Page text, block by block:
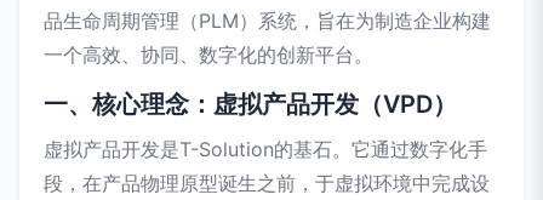
品生命周期管理（PLM）系统，旨在为制造企业构建
一个高效、协同、数字化的创新平台。
一、核心理念：虚拟产品开发（VPD）
虚拟产品开发是T-Solution的基石。它通过数字化手
段，在产品物理原型诞生之前，于虚拟环境中完成设